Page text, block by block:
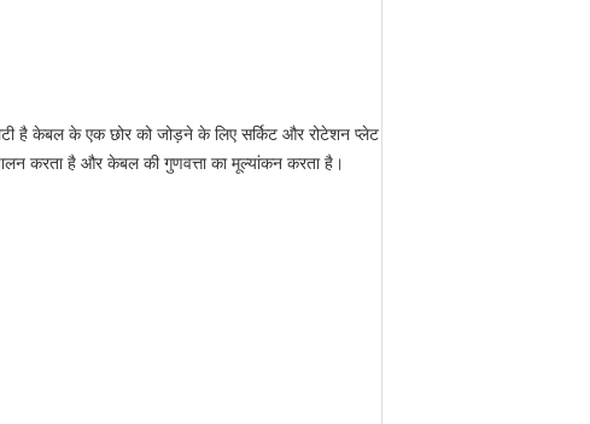
है केबल के एक छोर को जोड़ने के लिए सर्किट और रोटेशन प्लेट
करता है और केबल की गुणवत्ता का मूल्यांकन करता है।